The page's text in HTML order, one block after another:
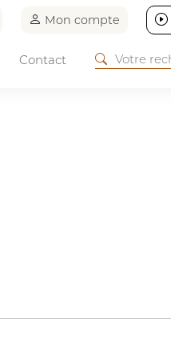
Mon compte
Contact